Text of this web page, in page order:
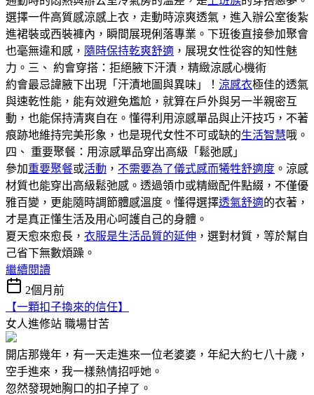
選擇一件高質感涼感上衣，走動時涼爽透氣，進入辦公室後紮
進裙裝或西裝褲內，瞬間展現俐落專業。下班後直接參加聚會
也毫無違和感， 隨時保持乾爽舒適 ，展現女性從容的知性魅
力。三、 約會穿搭：拒絕腋下汗漬，精緻涼感心機術
約會最忌諱腋下出現「汗漬地圖與異味」！ 涼感衣極佳的透氣
與速乾性能，能有效避免尷尬，就算在戶外與另一半親密互
動，也能保持清爽自在。懂得利用涼感單品與止汗技巧，不著
痕跡地維持完美形象，也是現代女性不可或缺的生活智慧哦。
四、 重要聚餐：用涼感單品穿出高級「鬆弛感」
參加重要聚餐或活動 ， 不需要為了儀式感而犧牲舒適度 。涼感
材質也能穿出高級鬆弛感。透過領巾或精緻配件點綴，不僅優
雅百變，更能隨時調節體感溫度。懂得選擇透氣舒適的衣著，
才是真正懂生活及用心呵護自己的身體。
夏天愈來愈長， 衣服是生活品質的延伸 ，選對材質，等於幫自
己省下無數煩躁。
繼續閱讀
2個月前
【一顆扣子換來的信任】
女人進修站 職場甘苦
開店那幾年，有一天走進來一位老婆婆，年紀大約七八十歲，
空手進來，我一樣熱情招呼她。
忽然發現她胸口的扣子掉了。